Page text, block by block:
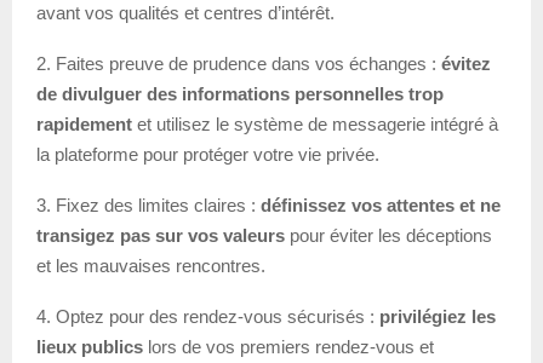
avant vos qualités et centres d’intérêt.
2. Faites preuve de prudence dans vos échanges : évitez
de divulguer des informations personnelles trop
rapidement et utilisez le système de messagerie intégré à
la plateforme pour protéger votre vie privée.
3. Fixez des limites claires : définissez vos attentes et ne
transigez pas sur vos valeurs pour éviter les déceptions
et les mauvaises rencontres.
4. Optez pour des rendez-vous sécurisés : privilégiez les
lieux publics lors de vos premiers rendez-vous et